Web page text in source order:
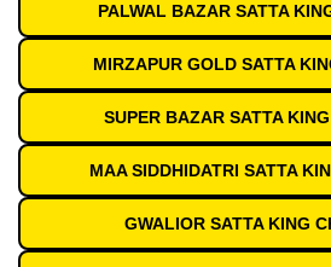
PALWAL BAZAR SATTA
MIRZAPUR GOLD SATTA
SUPER BAZAR SATTA
MAA SIDDHIDATRI SATTA
GWALIOR SATTA KING